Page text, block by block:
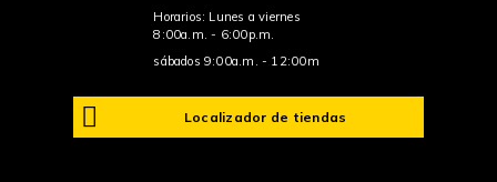
Horarios: Lunes a viernes
8:00a.m. - 6:00p.m.
sábados 9:00a.m. - 12:00m
Localizador de tiendas